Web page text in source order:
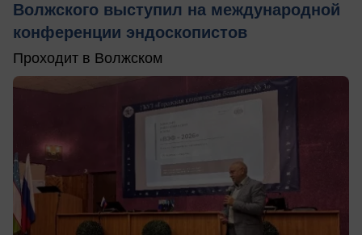
Волжского выступил на международной
конференции эндоскопистов
Проходит в Волжском